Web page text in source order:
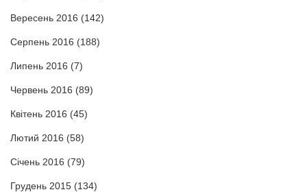
Вересень 2016 (142)
Серпень 2016 (188)
Липень 2016 (7)
Червень 2016 (89)
Квітень 2016 (45)
Лютий 2016 (58)
Січень 2016 (79)
Грудень 2015 (134)